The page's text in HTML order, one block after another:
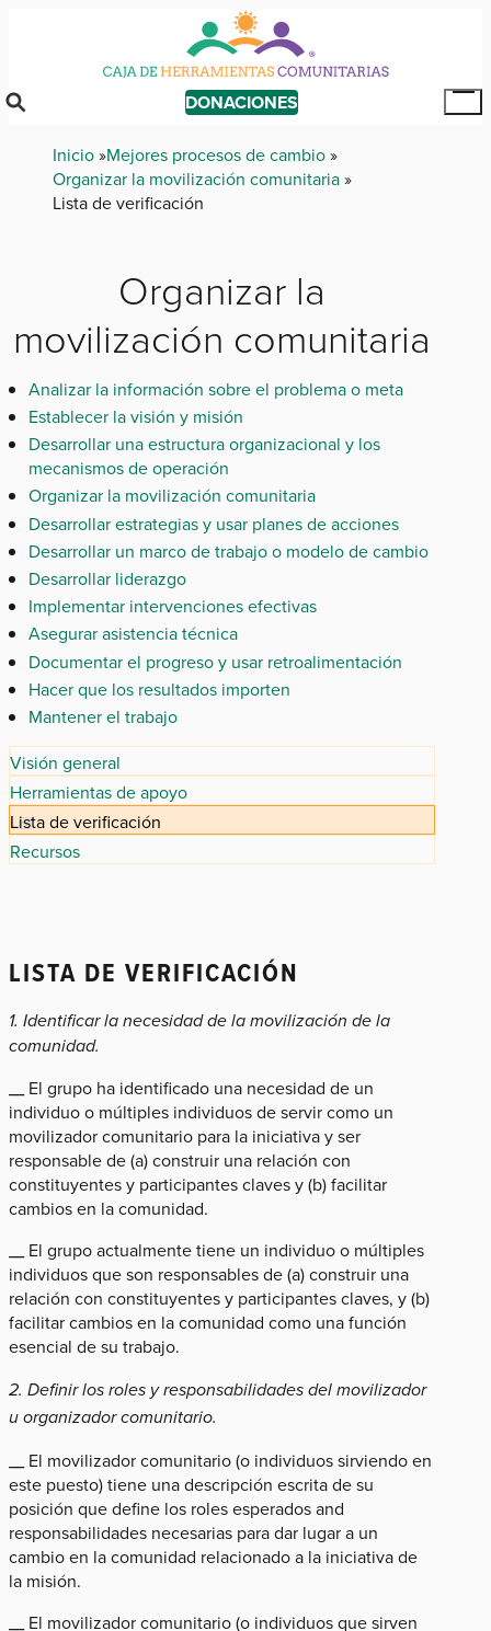
content
DONACIONES
Breadcrumb
Inicio Mejores procesos de cambio
Organizar la movilización comunitaria
Lista de verificación
Organizar la
movilización comunitaria
Analizar la información sobre el problema o meta
Establecer la visión y misión
Desarrollar una estructura organizacional y los
mecanismos de operación
Organizar la movilización comunitaria
Desarrollar estrategias y usar planes de acciones
Desarrollar un marco de trabajo o modelo de cambio
Desarrollar liderazgo
Implementar intervenciones efectivas
Asegurar asistencia técnica
Documentar el progreso y usar retroalimentación
Hacer que los resultados importen
Mantener el trabajo
Visión general
Herramientas de apoyo
Lista de verificación
Recursos
LISTA DE VERIFICACIÓN
1. Identificar la necesidad de la movilización de la
comunidad.
__ El grupo ha identificado una necesidad de un
individuo o múltiples individuos de servir como un
movilizador comunitario para la iniciativa y ser
responsable de (a) construir una relación con
constituyentes y participantes claves y (b) facilitar
cambios en la comunidad.
__ El grupo actualmente tiene un individuo o múltiples
individuos que son responsables de (a) construir una
relación con constituyentes y participantes claves, y (b)
facilitar cambios en la comunidad como una función
esencial de su trabajo.
2. Definir los roles y responsabilidades del movilizador
u organizador comunitario.
__ El movilizador comunitario (o individuos sirviendo en
este puesto) tiene una descripción escrita de su
posición que define los roles esperados and
responsabilidades necesarias para dar lugar a un
cambio en la comunidad relacionado a la iniciativa de
la misión.
__ El movilizador comunitario (o individuos que sirven